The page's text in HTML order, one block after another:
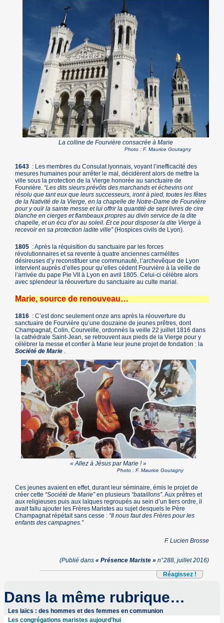
La colline de Fourvière consacrée à Marie
Photo : F. Maurice Goutagny
1643 : Les membres du Consulat lyonnais, voyant l’inefficacité des
mesures humaines pour arrêter le mal, décidèrent alors de mettre la
ville sous la protection de la Vierge honorée au sanctuaire de
Fourvière. “Les dits sieurs prévôts des marchands et échevins ont
résolu que tant eux que leurs successeurs, iront à pied, toutes les fêtes
de la Nativité de la Vierge, en la chapelle de Notre-Dame de Fourvière
pour y ouïr la sainte messe et lui offrir la quantité de sept livres de cire
blanche en cierges et flambeaux propres au divin service de la dite
chapelle, et un écu d’or au soleil. Et ce pour disposer la dite Vierge à
recevoir en sa protection ladite ville”(Hospices civils de Lyon).
1805 : Après la réquisition du sanctuaire par les forces
révolutionnaires et sa revente à quatre anciennes carmélites
désireuses d’y reconstituer une communauté, l’archevêque de Lyon
intervient auprès d’elles pour qu’elles cèdent Fourvière à la veille de
l’arrivée du pape Pie VII à Lyon en avril 1805. Celui-ci célèbre alors
avec splendeur la réouverture du sanctuaire au culte marial.
Marie, source de renouveau…
1816 : C’est donc seulement onze ans après la réouverture du
sanctuaire de Fourvière qu’une douzaine de jeunes prêtres, dont
Champagnat, Colin, Courveille, ordonnés la veille 22 juillet 1816 dans
la cathédrale Saint-Jean, se retrouvent aux pieds de la Vierge pour y
célébrer la messe et confier à Marie leur jeune projet de fondation : la
Société de Marie
« Allez à Jésus par Marie ! »
Photo : F. Maurice Goutagny
Ces jeunes avaient en effet, durant leur séminaire, émis le projet de
créer cette “Société de Marie”en plusieurs “bataillons”. Aux prêtres et
aux religieuses puis aux laïques regroupés au sein d’un tiers ordre, il
avait fallu ajouter les Frères Maristes au sujet desquels le Père
Champagnat répétait sans cesse : “Il nous faut des Frères pour les
enfants des campagnes.”
F. Lucien Brosse
(Publié dans « Présence Mariste »n°288, juillet 2016)
Réagissez !
Dans la même rubrique…
Les laïcs : des hommes et des femmes en communion
Les congrégations maristes aujourd’hui